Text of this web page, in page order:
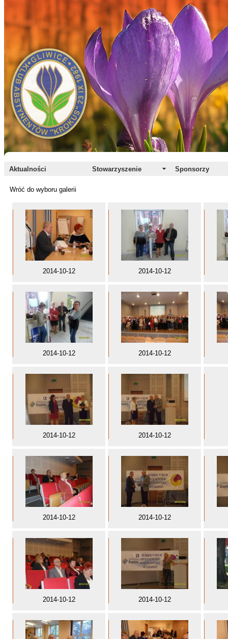
Aktualności Stowarzyszenie Sponsorzy
Wróć do wyboru galerii
2014-10-12 2014-10-12
2014-10-12 2014-10-12
2014-10-12 2014-10-12
2014-10-12 2014-10-12
2014-10-12 2014-10-12